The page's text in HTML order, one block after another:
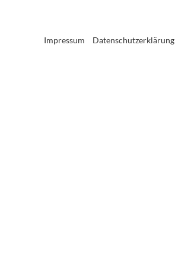
Impressum Datenschutzerklärung